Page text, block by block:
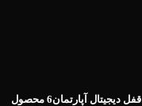
قفل دیجیتال آپارتمان6 محصول